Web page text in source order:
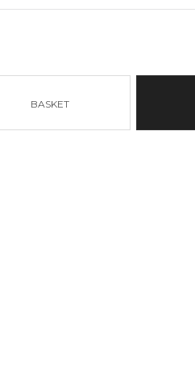
BASKET